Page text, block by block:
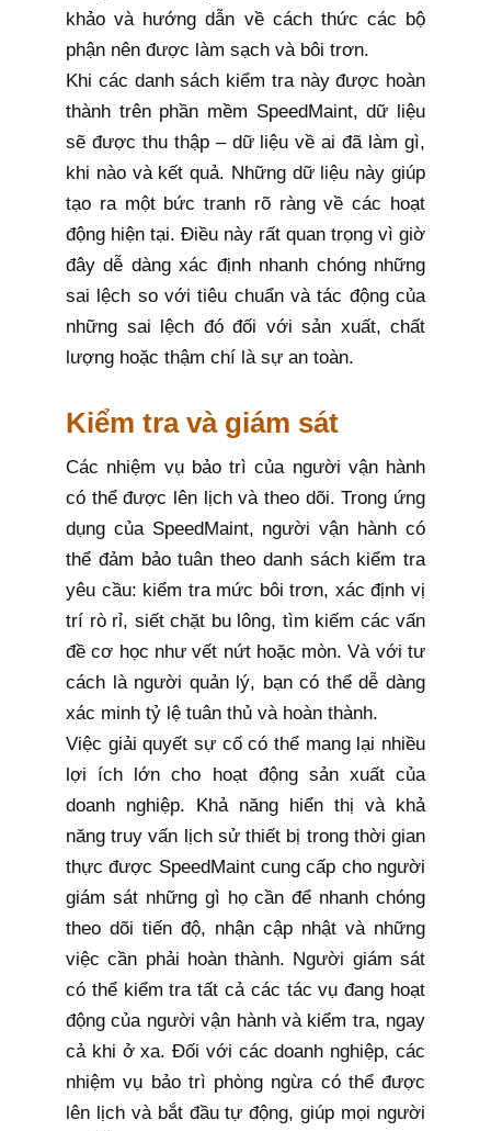
khảo và hướng dẫn về cách thức các bộ
phận nên được làm sạch và bôi trơn.
Khi các danh sách kiểm tra này được hoàn
thành trên phần mềm SpeedMaint, dữ liệu
sẽ được thu thập – dữ liệu về ai đã làm gì,
khi nào và kết quả. Những dữ liệu này giúp
tạo ra một bức tranh rõ ràng về các hoạt
động hiện tại. Điều này rất quan trọng vì giờ
đây dễ dàng xác định nhanh chóng những
sai lệch so với tiêu chuẩn và tác động của
những sai lệch đó đối với sản xuất, chất
lượng hoặc thậm chí là sự an toàn.
Kiểm tra và giám sát
Các nhiệm vụ bảo trì của người vận hành
có thể được lên lịch và theo dõi. Trong ứng
dụng của SpeedMaint, người vận hành có
thể đảm bảo tuân theo danh sách kiểm tra
yêu cầu: kiểm tra mức bôi trơn, xác định vị
trí rò rỉ, siết chặt bu lông, tìm kiếm các vấn
đề cơ học như vết nứt hoặc mòn. Và với tư
cách là người quản lý, bạn có thể dễ dàng
xác minh tỷ lệ tuân thủ và hoàn thành.
Việc giải quyết sự cố có thể mang lại nhiều
lợi ích lớn cho hoạt động sản xuất của
doanh nghiệp. Khả năng hiển thị và khả
năng truy vấn lịch sử thiết bị trong thời gian
thực được SpeedMaint cung cấp cho người
giám sát những gì họ cần để nhanh chóng
theo dõi tiến độ, nhận cập nhật và những
việc cần phải hoàn thành. Người giám sát
có thể kiểm tra tất cả các tác vụ đang hoạt
động của người vận hành và kiểm tra, ngay
cả khi ở xa. Đối với các doanh nghiệp, các
nhiệm vụ bảo trì phòng ngừa có thể được
lên lịch và bắt đầu tự động, giúp mọi người